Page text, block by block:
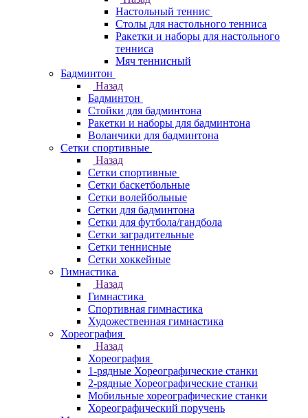
Настольный теннис
Столы для настольного тенниса
Ракетки и наборы для настольного
тенниса
Мяч теннисный
Бадминтон
Назад
Бадминтон
Стойки для бадминтона
Ракетки и наборы для бадминтона
Воланчики для бадминтона
Сетки спортивные
Назад
Сетки спортивные
Сетки баскетбольные
Сетки волейбольные
Сетки для бадминтона
Сетки для футбола/гандбола
Сетки заградительные
Сетки теннисные
Сетки хоккейные
Гимнастика
Назад
Гимнастика
Спортивная гимнастика
Художественная гимнастика
Хореография
Назад
Хореография
1-рядные Хореографические станки
2-рядные Хореографические станки
Мобильные хореографические станки
Хореографический поручень